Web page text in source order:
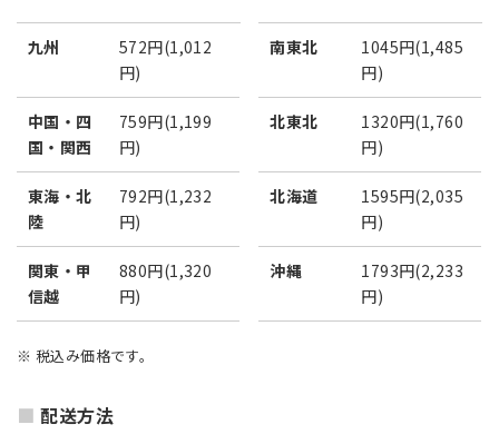
九州
572円(1,012
円)
中国・四
国・関西
759円(1,199
円)
東海・北
陸
792円(1,232
円)
関東・甲
信越
880円(1,320
円)
南東北
1045円(1,485
円)
北東北
1320円(1,760
円)
北海道
1595円(2,035
円)
沖縄
1793円(2,233
円)
※ 税込み価格です。
配送方法